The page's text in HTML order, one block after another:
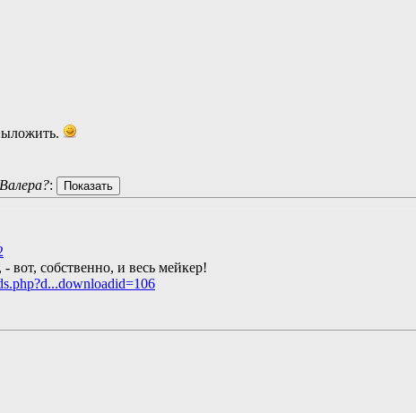
:
вот, собственно, и весь мейкер!